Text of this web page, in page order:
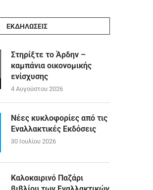
ΕΚΔΗΛΩΣΕΙΣ
Στηρίξτε το Άρδην –
καμπάνια οικονομικής
ενίσχυσης
4 Αυγούστου 2026
Νέες κυκλοφορίες από τις
Εναλλακτικές Εκδόσεις
30 Ιουλίου 2026
Καλοκαιρινό Παζάρι